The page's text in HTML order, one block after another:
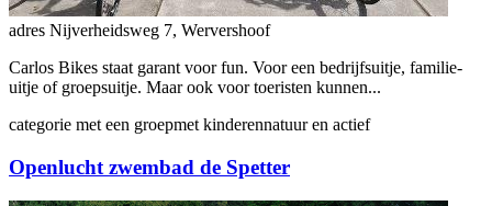
adres Nijverheidsweg 7, Wervershoof
Carlos Bikes staat garant voor fun. Voor een bedrijfsuitje, familie-
uitje of groepsuitje. Maar ook voor toeristen kunnen...
categorie met een groepmet kinderennatuur en actief
Openlucht zwembad de Spetter